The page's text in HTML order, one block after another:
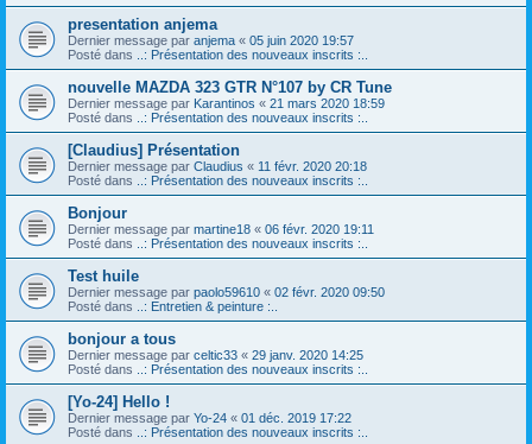
presentation anjema
Dernier message par anjema « 05 juin 2020 19:57
Posté dans
..: Présentation des nouveaux inscrits :..
nouvelle MAZDA 323 GTR N°107 by CR Tune
Dernier message par Karantinos « 21 mars 2020 18:59
Posté dans
..: Présentation des nouveaux inscrits :..
[Claudius] Présentation
Dernier message par Claudius « 11 févr. 2020 20:18
Posté dans
..: Présentation des nouveaux inscrits :..
Bonjour
Dernier message par martine18 « 06 févr. 2020 19:11
Posté dans
..: Présentation des nouveaux inscrits :..
Test huile
Dernier message par paolo59610 « 02 févr. 2020 09:50
Posté dans
..: Entretien & peinture :..
bonjour a tous
Dernier message par celtic33 « 29 janv. 2020 14:25
Posté dans
..: Présentation des nouveaux inscrits :..
[Yo-24] Hello !
Dernier message par Yo-24 « 01 déc. 2019 17:22
Posté dans
..: Présentation des nouveaux inscrits :..